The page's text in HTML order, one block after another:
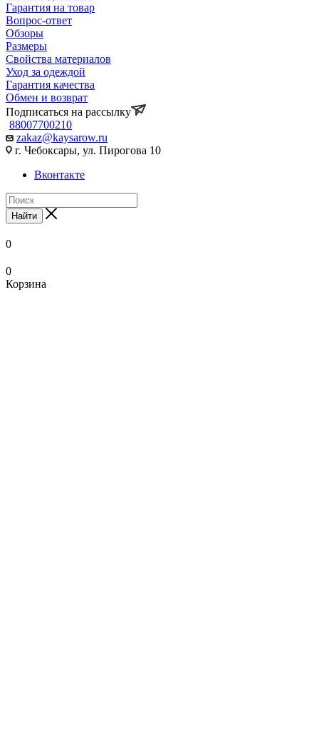
Гарантия на товар
Вопрос-ответ
Обзоры
Размеры
Свойства материалов
Уход за одеждой
Гарантия качества
Обмен и возврат
Подписаться на рассылку
88007700210
zakaz@kaysarow.ru
г. Чебоксары, ул. Пирогова 10
Вконтакте
Найти
0
0
Корзина